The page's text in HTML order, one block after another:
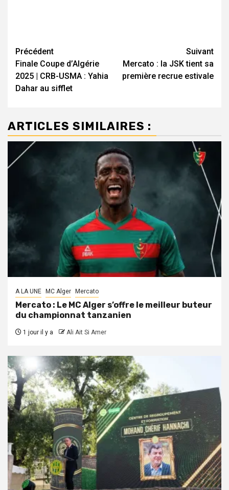
Navigation
d’article
Précédent
Finale Coupe d’Algérie
2025 | CRB-USMA : Yahia
Dahar au sifflet
Suivant
Mercato : la JSK tient sa
première recrue estivale
ARTICLES SIMILAIRES :
A LA UNE MC Alger Mercato
Mercato : Le MC Alger s’offre le meilleur buteur
du championnat tanzanien
1 jour il y a Ali Ait Si Amer